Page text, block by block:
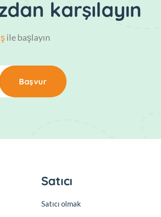
karşılayın
ile başlayın
Başvur
Satıcı
Satıcı olmak